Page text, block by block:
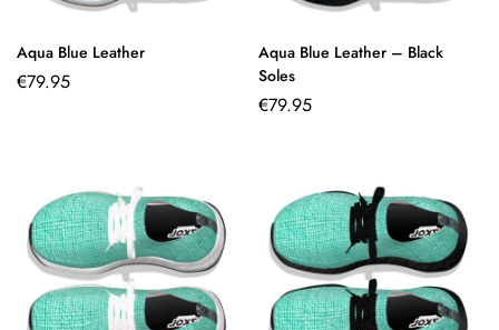
Aqua Blue Leather
€79.95
Aqua Blue Leather – Black
Soles
€79.95